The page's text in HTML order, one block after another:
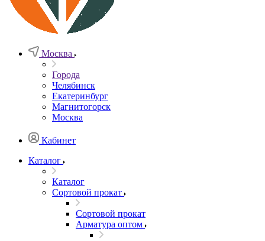
Москва
Города
Челябинск
Екатеринбург
Магнитогорск
Москва
Кабинет
Каталог
Каталог
Сортовой прокат
Сортовой прокат
Арматура оптом